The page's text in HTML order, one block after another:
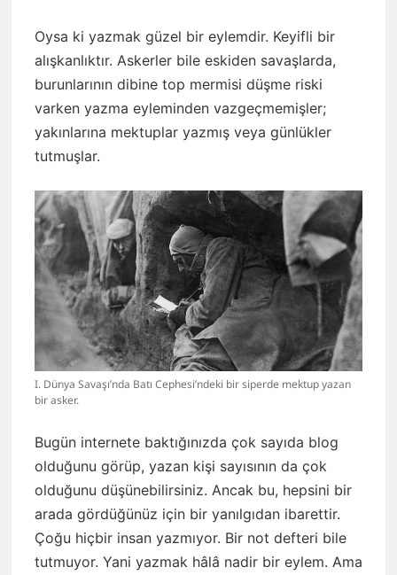
Oysa ki yazmak güzel bir eylemdir. Keyifli bir
alışkanlıktır. Askerler bile eskiden savaşlarda,
burunlarının dibine top mermisi düşme riski
varken yazma eyleminden vazgeçmemişler;
yakınlarına mektuplar yazmış veya günlükler
tutmuşlar.
I. Dünya Savaşı’nda Batı Cephesi’ndeki bir siperde mektup yazan
bir asker.
Bugün internete baktığınızda çok sayıda blog
olduğunu görüp, yazan kişi sayısının da çok
olduğunu düşünebilirsiniz. Ancak bu, hepsini bir
arada gördüğünüz için bir yanılgıdan ibarettir.
Çoğu hiçbir insan yazmıyor. Bir not defteri bile
tutmuyor. Yani yazmak hâlâ nadir bir eylem. Ama